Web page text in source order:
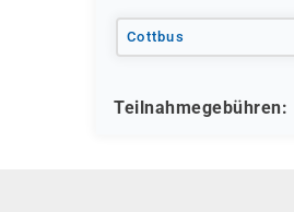
Cottbus
Teilnahmegebühren: